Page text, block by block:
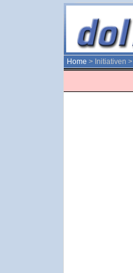
Home > Initiativen >